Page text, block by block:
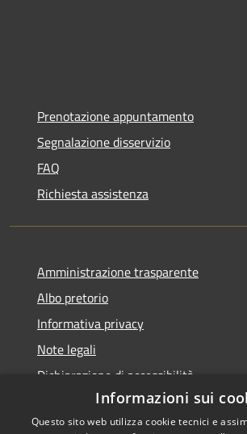
Prenotazione appuntamento
Segnalazione disservizio
FAQ
Richiesta assistenza
Amministrazione trasparente
Albo pretorio
Informativa privacy
Note legali
Dichiarazione di accessibilità
Informazioni sui
Questo sito web utilizza cookie tecnici e